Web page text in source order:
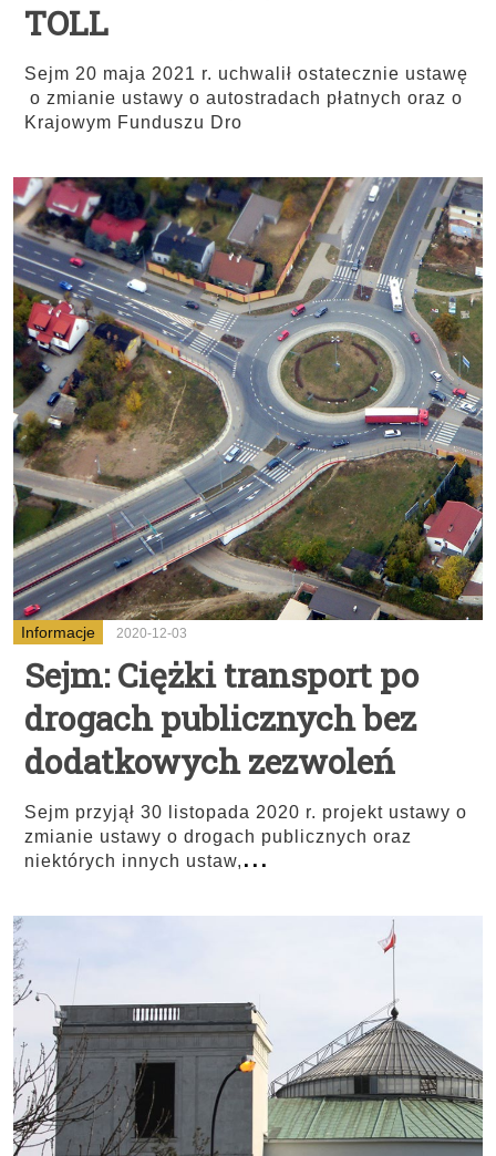
TOLL
Sejm 20 maja 2021 r. uchwalił ostatecznie ustawę
o zmianie ustawy o autostradach płatnych oraz o
Krajowym Funduszu Dro
Informacje 2020-12-03
Sejm: Ciężki transport po
drogach publicznych bez
dodatkowych zezwoleń
Sejm przyjął 30 listopada 2020 r. projekt ustawy o
zmianie ustawy o drogach publicznych oraz
niektórych innych ustaw, ...